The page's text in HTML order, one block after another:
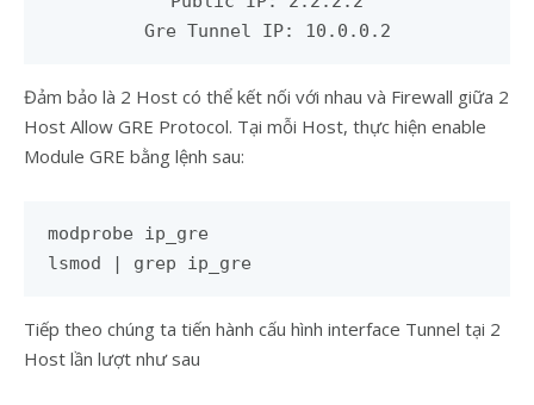
Gre Tunnel IP: 10.0.0.2
Đảm bảo là 2 Host có thể kết nối với nhau và Firewall giữa 2
Host Allow GRE Protocol. Tại mỗi Host, thực hiện enable
Module GRE bằng lệnh sau:
modprobe ip_gre
lsmod | grep ip_gre
Tiếp theo chúng ta tiến hành cấu hình interface Tunnel tại 2
Host lần lượt như sau